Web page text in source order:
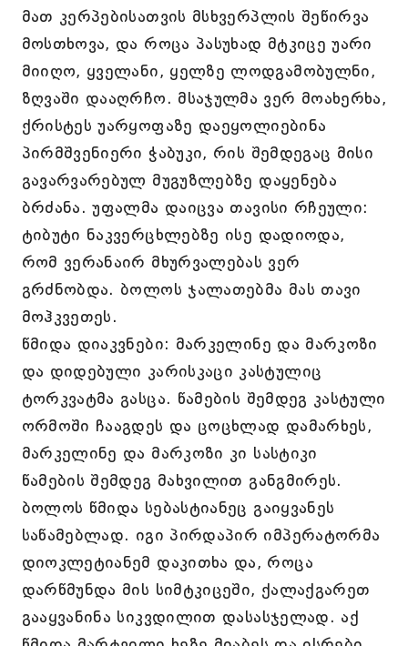
მათ კერპებისათვის მსხვერპლის შეწირვა
მოსთხოვა, და როცა პასუხად მტკიცე უარი
მიიღო, ყველანი, ყელზე ლოდგამობულნი,
ზღვაში დააღრჩო. მსაჯულმა ვერ მოახერხა,
ქრისტეს უარყოფაზე დაეყოლიებინა
პირმშვენიერი ჭაბუკი, რის შემდეგაც მისი
გავარვარებულ მუგუზლებზე დაყენება
ბრძანა. უფალმა დაიცვა თავისი რჩეული:
ტიბუტი ნაკვერცხლებზე ისე დადიოდა,
რომ ვერანაირ მხურვალებას ვერ
გრძნობდა. ბოლოს ჯალათებმა მას თავი
მოჰკვეთეს.
წმიდა დიაკვნები: მარკელინე და მარკოზი
და დიდებული კარისკაცი კასტულიც
ტორკვატმა გასცა. წამების შემდეგ კასტული
ორმოში ჩააგდეს და ცოცხლად დამარხეს,
მარკელინე და მარკოზი კი სასტიკი
წამების შემდეგ მახვილით განგმირეს.
ბოლოს წმიდა სებასტიანეც გაიყვანეს
საწამებლად. იგი პირდაპირ იმპერატორმა
დიოკლეტიანემ დაკითხა და, როცა
დარწმუნდა მის სიმტკიცეში, ქალაქგარეთ
გააყვანინა სიკვდილით დასასჯელად. აქ